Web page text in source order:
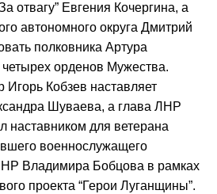
отвагу” Евгения Кочергина, а
автономного округа Дмитрий
полковника Артура
орденов Мужества.
Игорь Кобзев наставляет
Шуваева, а глава ЛНР
наставником для ветерана
военнослужащего
Владимира Бобцова в рамках
проекта “Герои Луганщины”.